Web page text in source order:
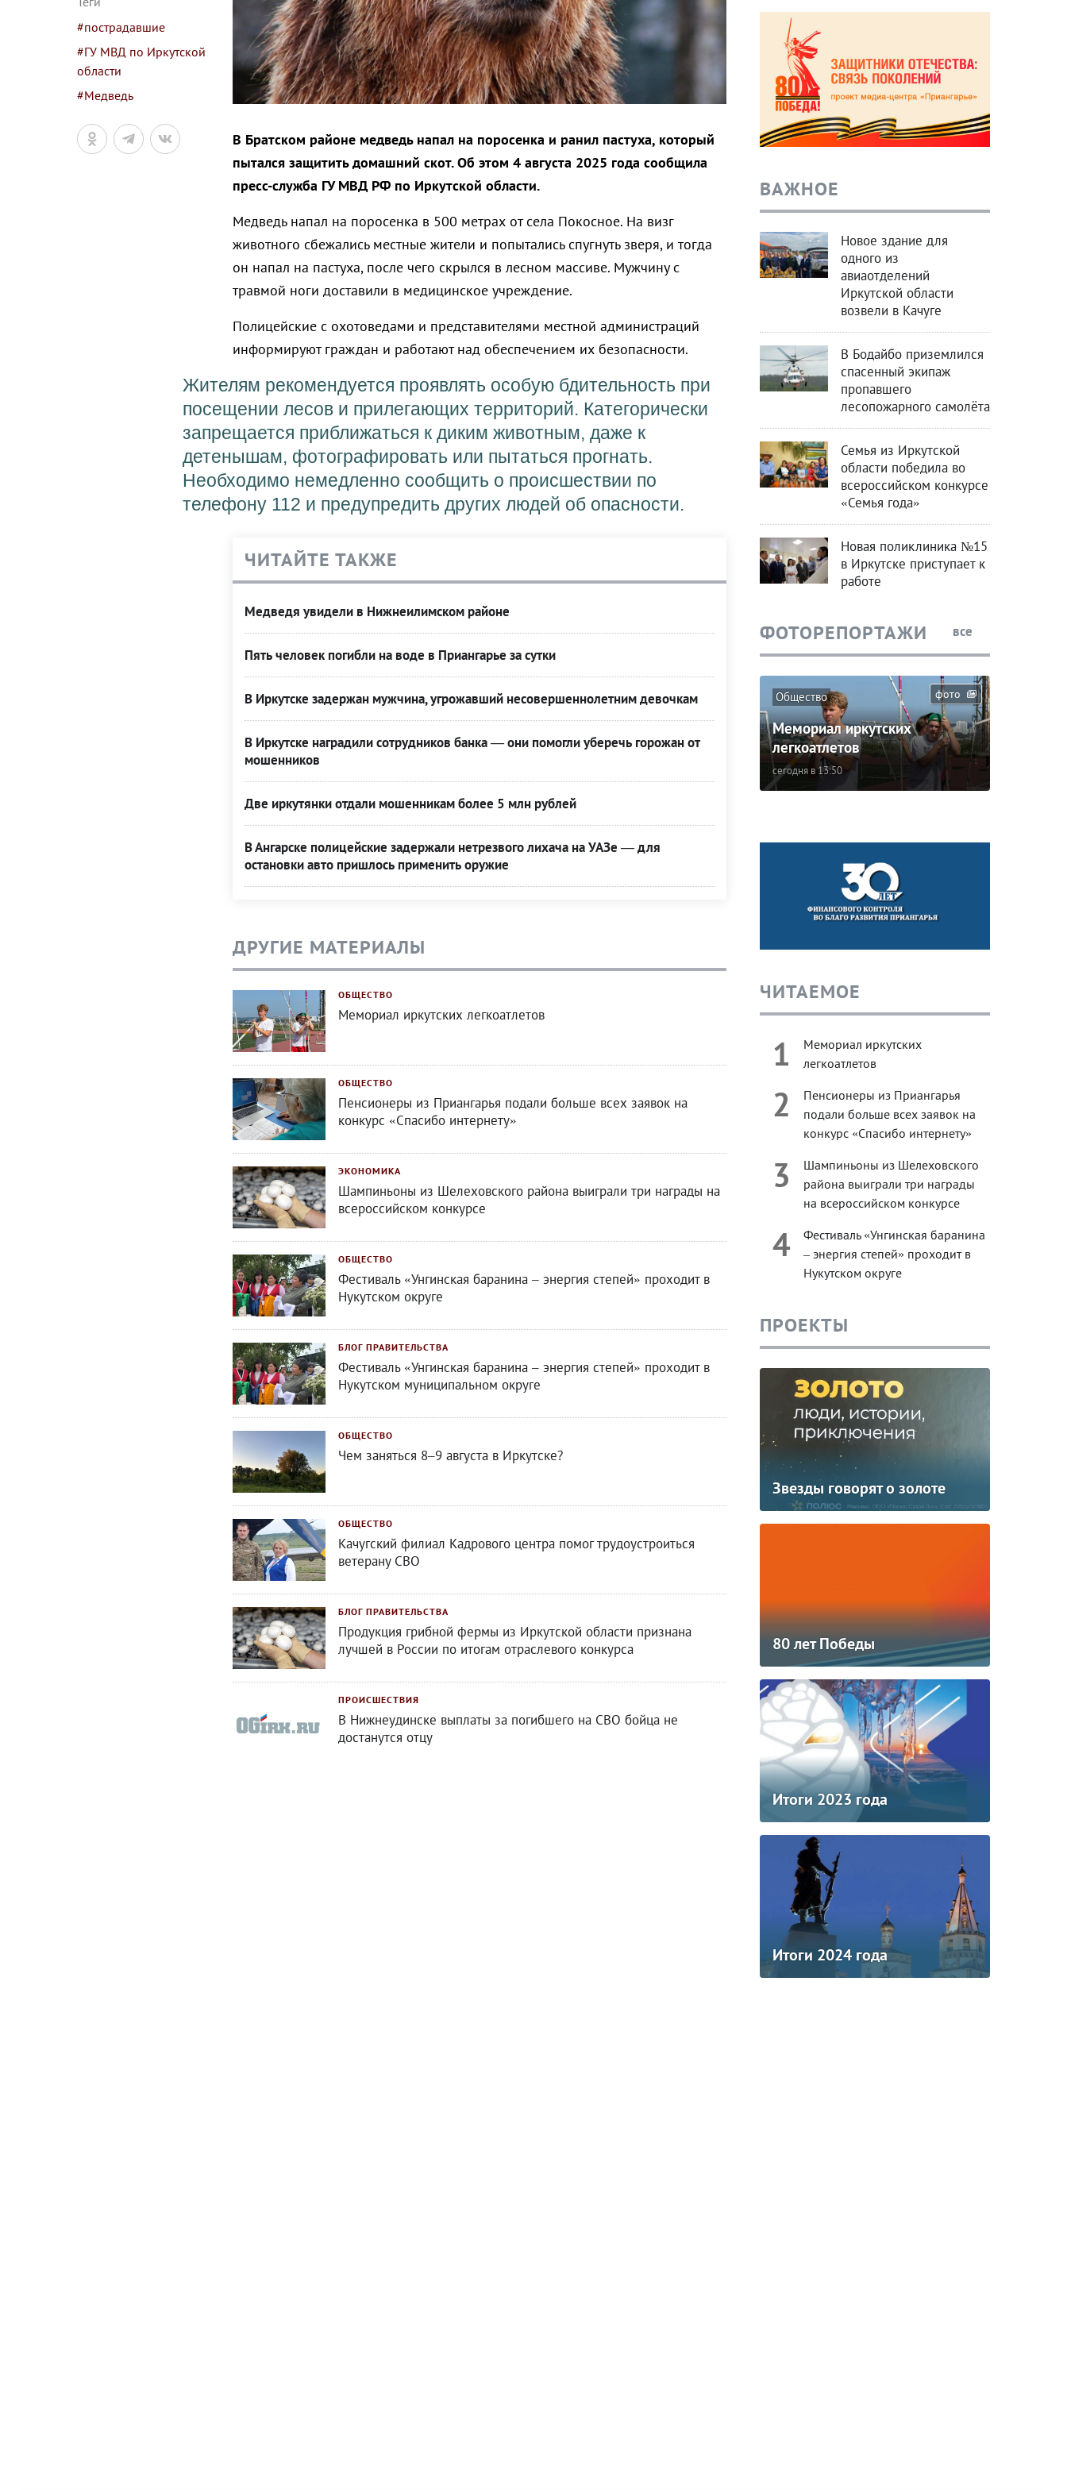
#пострадавшие
#ГУ МВД по Иркутской
области
#Медведь
В Братском районе медведь напал на поросенка и ранил пастуха, который
пытался защитить домашний скот. Об этом 4 августа 2025 года сообщила
пресс-служба ГУ МВД РФ по Иркутской области.
Медведь напал на поросенка в 500 метрах от села Покосное. На визг
животного сбежались местные жители и попытались спугнуть зверя, и тогда
он напал на пастуха, после чего скрылся в лесном массиве. Мужчину с
травмой ноги доставили в медицинское учреждение.
Полицейские с охотоведами и представителями местной администраций
информируют граждан и работают над обеспечением их безопасности.
Жителям рекомендуется проявлять особую бдительность при
посещении лесов и прилегающих территорий. Категорически
запрещается приближаться к диким животным, даже к
детенышам, фотографировать или пытаться прогнать.
Необходимо немедленно сообщить о происшествии по
телефону 112 и предупредить других людей об опасности.
ЧИТАЙТЕ ТАКЖЕ
Медведя увидели в Нижнеилимском районе
Пять человек погибли на воде в Приангарье за сутки
В Иркутске задержан мужчина, угрожавший несовершеннолетним девочкам
В Иркутске наградили сотрудников банка — они помогли уберечь горожан от
мошенников
Две иркутянки отдали мошенникам более 5 млн рублей
В Ангарске полицейские задержали нетрезвого лихача на УАЗе — для
остановки авто пришлось применить оружие
ДРУГИЕ МАТЕРИАЛЫ
ОБЩЕСТВО
Мемориал иркутских легкоатлетов
ОБЩЕСТВО
Пенсионеры из Приангарья подали больше всех заявок на
конкурс «Спасибо интернету»
ЭКОНОМИКА
Шампиньоны из Шелеховского района выиграли три награды на
всероссийском конкурсе
ОБЩЕСТВО
Фестиваль «Унгинская баранина – энергия степей» проходит в
Нукутском округе
БЛОГ ПРАВИТЕЛЬСТВА
Фестиваль «Унгинская баранина – энергия степей» проходит в
Нукутском муниципальном округе
ОБЩЕСТВО
Чем заняться 8–9 августа в Иркутске?
ОБЩЕСТВО
Качугский филиал Кадрового центра помог трудоустроиться
ветерану СВО
БЛОГ ПРАВИТЕЛЬСТВА
Продукция грибной фермы из Иркутской области признана
лучшей в России по итогам отраслевого конкурса
ПРОИСШЕСТВИЯ
В Нижнеудинске выплаты за погибшего на СВО бойца не
достанутся отцу
ВАЖНОЕ
Новое здание для
одного из
авиаотделений
Иркутской области
возвели в Качуге
В Бодайбо приземлился
спасенный экипаж
пропавшего
лесопожарного самолёта
Семья из Иркутской
области победила во
всероссийском конкурсе
«Семья года»
Новая поликлиника №15
в Иркутске приступает к
работе
ФОТОРЕПОРТАЖИ все
фото
Общество
Мемориал иркутских
легкоатлетов
сегодня в 13:50
ЧИТАЕМОЕ
1
Мемориал иркутских
легкоатлетов
2
Пенсионеры из Приангарья
подали больше всех заявок на
конкурс «Спасибо интернету»
3
Шампиньоны из Шелеховского
района выиграли три награды
на всероссийском конкурсе
4
Фестиваль «Унгинская баранина
– энергия степей» проходит в
Нукутском округе
ПРОЕКТЫ
Звезды говорят о золоте
80 лет Победы
Итоги 2023 года
Итоги 2024 года